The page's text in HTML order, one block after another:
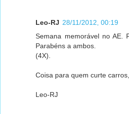
Leo-RJ 28/11/2012, 00:19
Semana memorável no AE.
Parabéns a ambos.
(4X).
Coisa para quem curte
Leo-RJ